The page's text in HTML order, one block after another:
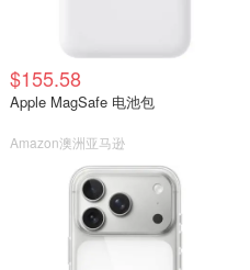
$155.58
Apple MagSafe 电池包
Amazon澳洲亚马逊